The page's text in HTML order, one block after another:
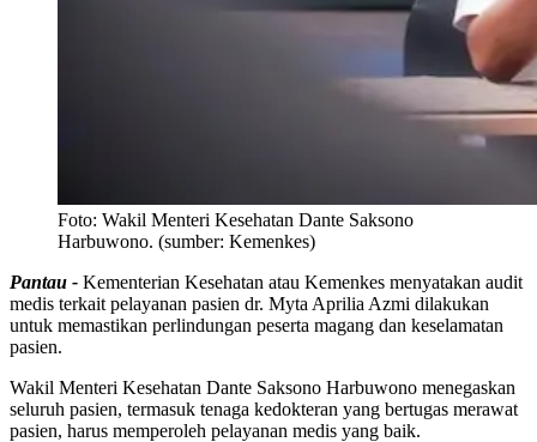
Foto: Wakil Menteri Kesehatan Dante Saksono
Harbuwono. (sumber: Kemenkes)
Pantau - Kementerian Kesehatan atau Kemenkes menyatakan audit
medis terkait pelayanan pasien dr. Myta Aprilia Azmi dilakukan
untuk memastikan perlindungan peserta magang dan keselamatan
pasien.
Wakil Menteri Kesehatan Dante Saksono Harbuwono menegaskan
seluruh pasien, termasuk tenaga kedokteran yang bertugas merawat
pasien, harus memperoleh pelayanan medis yang baik.